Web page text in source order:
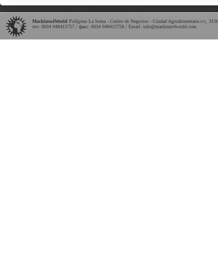
Machines4World Polígono La Serna - Centro de Negocios - Ciudad Agroalimentaria c/c
тел: 0034 948415757 / факс: 0034 948415758 / Email: info@machines4world.com